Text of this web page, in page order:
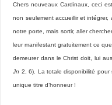
Chers nouveaux Cardinaux, ceci
non seulement accueillir et
notre porte, mais sortir, aller
leur manifestant gratuitement ce
demeurer dans le Christ doit, lui
Jn 2, 6). La totale disponibilité pour
unique titre d’honneur !